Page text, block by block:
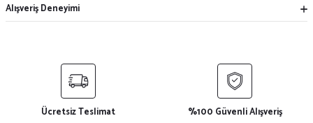
Alışveriş Deneyimi
Ücretsiz Teslimat %100 Güvenli Alışveriş